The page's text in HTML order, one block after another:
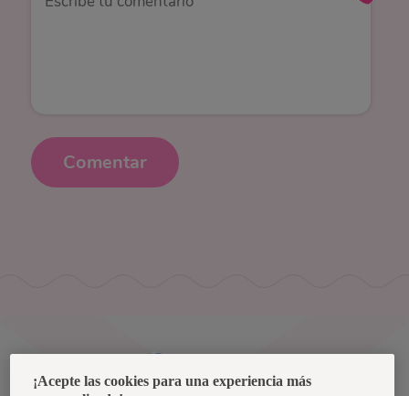
Comentar
¡Acepte las cookies para una experiencia más